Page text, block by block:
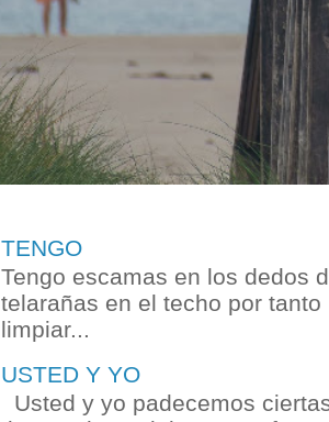
TENGO
Tengo escamas en los dedos
telarañas en el techo por
limpiar...
USTED Y YO
Usted y yo padecemos